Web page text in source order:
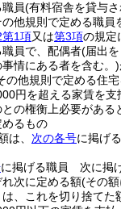
員(有料宿舎を貸与
他規則で定める職員
1項又は第3項の規定
員で、配偶者(届出
情にある者を含む。)
の他規則で定める住
円を超える家賃を支
の権衡上必要がある
めるもの
は、 次の各号に掲げ
に掲げる職員 次に掲
れ次に定める額(その
、これを切り捨てた